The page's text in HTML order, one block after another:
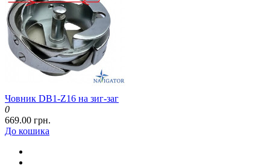
Човник DB1-Z16 на зиг-заг
0
669.00 грн.
До кошика